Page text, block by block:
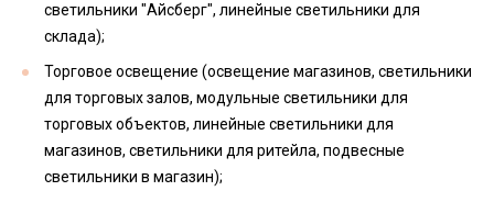
светильники "Айсберг", линейные светильники для
склада);
Торговое освещение (освещение магазинов, светильники
для торговых залов, модульные светильники для
торговых объектов, линейные светильники для
магазинов, светильники для ритейла, подвесные
светильники в магазин);